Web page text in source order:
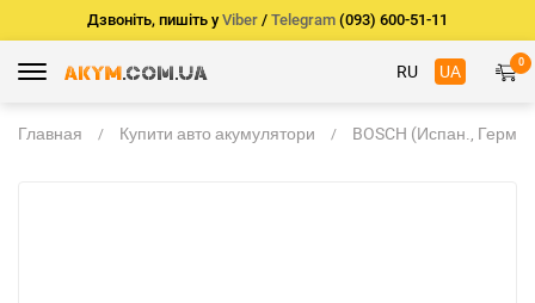
Дзвоніть, пишіть у Viber / Telegram (093) 600-51-11
RU UA 0
Главная Купити авто акумулятори BOSCH (Испан., Герм.)